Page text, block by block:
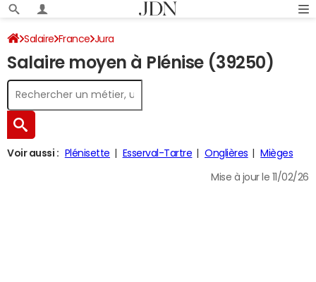
Salaire France Jura
Salaire moyen à Plénise (39250)
Voir aussi : Plénisette Esserval-Tartre Onglières Mièges
Mise à jour le 11/02/26